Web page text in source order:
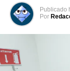
cancha del estadio
Cuscatlán
15 junio, 2022
En
Publicado
Por